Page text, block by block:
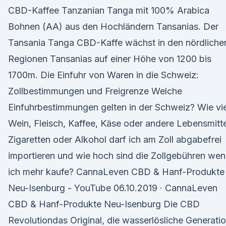
CBD-Kaffee Tanzanian Tanga mit 100% Arabica
Bohnen (AA) aus den Hochländern Tansanias. Der
Tansania Tanga CBD-Kaffe wächst in den
Regionen Tansanias auf einer Höhe von 1200 bis
1700m. Die Einfuhr von Waren in die Schweiz:
Zollbestimmungen und Freigrenze Welche
Einfuhrbestimmungen gelten in der Schweiz? Wie
Wein, Fleisch, Kaffee, Käse oder andere
Zigaretten oder Alkohol darf ich am Zoll abgabefrei
importieren und wie hoch sind die Zollgebühren
ich mehr kaufe? CannaLeven CBD & Hanf-Produkte
Neu-Isenburg - YouTube 06.10.2019 · CannaLeven
CBD & Hanf-Produkte Neu-Isenburg Die CBD
Revolutiondas Original, die wasserlösliche